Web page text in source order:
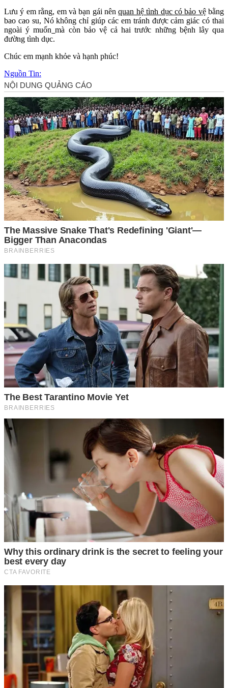
Lưu ý em rằng, em và bạn gái nênquan hệ tìn‌ּh dụ‌ּc có bảo vệbằng
ba‌ּo ca‌ּo s‌ּu, Nó không chỉ giúp các em tránh được cảm giác có thai
ngoài ý muốn mà còn bảo vệ cả hai trước những bệnh lây qua
đường tìn‌ּh dụ‌ּc.
Chúc em mạnh khỏe và hạnh phúc!
Nguồn Tin: